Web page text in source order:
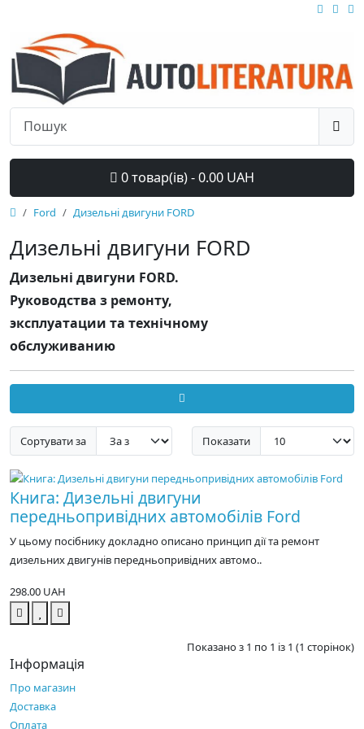
0 товар(ів) - 0.00 UAH
Ford Дизельні двигуни FORD
Дизельні двигуни FORD
Дизельні двигуни FORD.
Руководства з ремонту,
эксплуатации та технічному
обслуживанию
Сортувати за Показати
Книга: Дизельні двигуни
передньопривідних автомобілів Ford
У цьому посібнику докладно описано принцип дії та ремонт
дизельних двигунів передньопривідних автомо..
298.00 UAH
Показано з 1 по 1 із 1 (1 сторінок)
Інформація
Про магазин
Доставка
Оплата